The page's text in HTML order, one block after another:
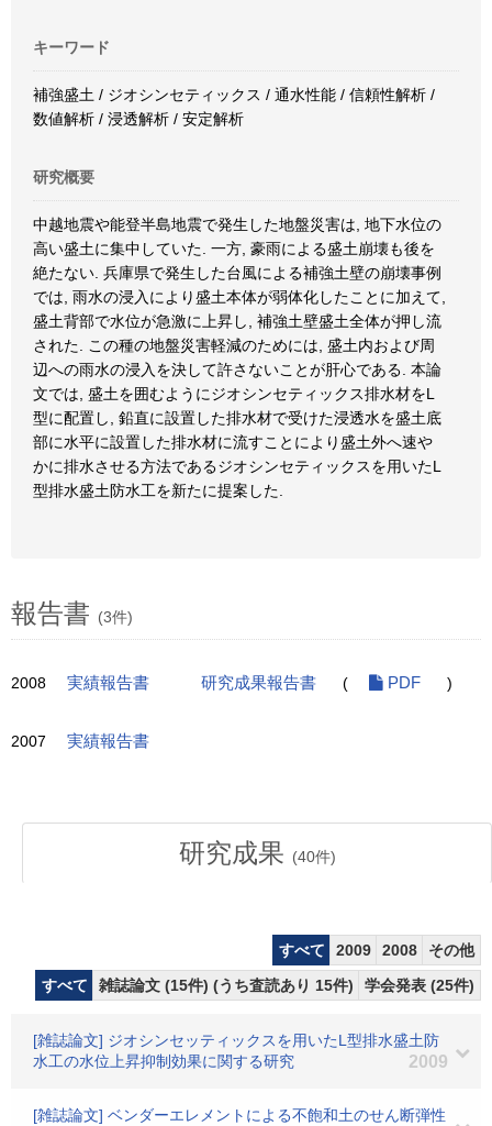
キーワード
補強盛土 / ジオシンセティックス / 通水性能 / 信頼性解析 /
数値解析 / 浸透解析 / 安定解析
研究概要
中越地震や能登半島地震で発生した地盤災害は, 地下水位の
高い盛土に集中していた. 一方, 豪雨による盛土崩壊も後を
絶たない. 兵庫県で発生した台風による補強土壁の崩壊事例
では, 雨水の浸入により盛土本体が弱体化したことに加えて,
盛土背部で水位が急激に上昇し, 補強土壁盛土全体が押し流
された. この種の地盤災害軽減のためには, 盛土内および周
辺への雨水の浸入を決して許さないことが肝心である. 本論
文では, 盛土を囲むようにジオシンセティックス排水材をL
型に配置し, 鉛直に設置した排水材で受けた浸透水を盛土底
部に水平に設置した排水材に流すことにより盛土外へ速や
かに排水させる方法であるジオシンセティックスを用いたL
型排水盛土防水工を新たに提案した.
報告書 (3件)
2008 実績報告書 研究成果報告書 ( PDF )
2007 実績報告書
研究成果 (40件)
すべて 2009 2008
その他
すべて
雑誌論文 (15件) (うち査読あり 15件) 学会発表 (25件)
[雑誌論文] ジオシンセッティックスを用いたL型排水盛土防
水工の水位上昇抑制効果に関する研究
2009
[雑誌論文] ベンダーエレメントによる不飽和土のせん断弾性